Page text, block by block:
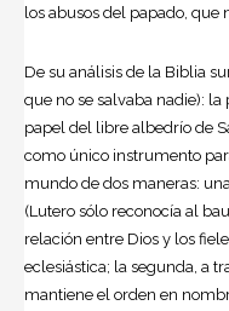
los abusos del papado, que
De su análisis de la Biblia
que no se salvaba nadie):
papel del libre albedrío de
como único instrumento
mundo de dos maneras:
(Lutero sólo reconocía al
relación entre Dios y los
eclesiástica; la segunda, a
mantiene el orden en